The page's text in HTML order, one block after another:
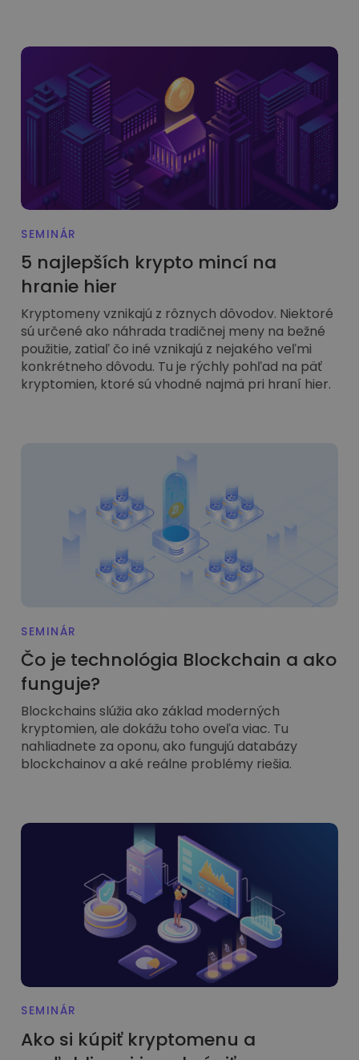
SEMINÁR
5 najlepších krypto mincí na
hranie hier
Kryptomeny vznikajú z rôznych dôvodov. Niektoré
sú určené ako náhrada tradičnej meny na bežné
použitie, zatiaľ čo iné vznikajú z nejakého veľmi
konkrétneho dôvodu. Tu je rýchly pohľad na päť
kryptomien, ktoré sú vhodné najmä pri hraní hier.
SEMINÁR
Čo je technológia Blockchain a ako
funguje?
Blockchains slúžia ako základ moderných
kryptomien, ale dokážu toho oveľa viac. Tu
nahliadnete za oponu, ako fungujú databázy
blockchainov a aké reálne problémy riešia.
SEMINÁR
Ako si kúpiť kryptomenu a